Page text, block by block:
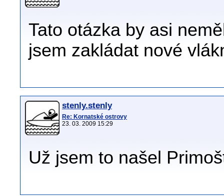
Tato otázka by asi
jsem zakládat nové
stenly.stenly
Re: Kornatské ostrovy
23. 03. 2009 15:29
Už jsem to našel